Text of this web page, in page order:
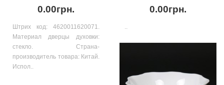
0.00грн.
Штрих код: 4620011620071.
Материал дверцы духовки:
стекло. Страна-
производитель товара: Китай.
Испол..
0.00грн.
..